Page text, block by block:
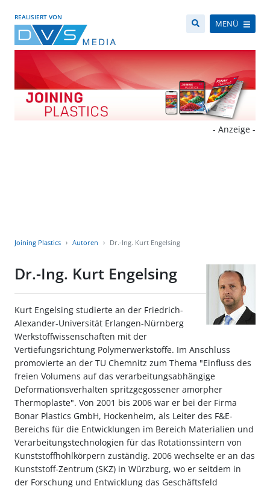
REALISIERT VON
MENÜ
- Anzeige -
Joining Plastics Autoren Dr.-Ing. Kurt Engelsing
Dr.-Ing. Kurt Engelsing
Kurt Engelsing studierte an der Friedrich-
Alexander-Universität Erlangen-Nürnberg
Werkstoffwissenschaften mit der
Vertiefungsrichtung Polymerwerkstoffe. Im Anschluss
promovierte an der TU Chemnitz zum Thema "Einfluss des
freien Volumens auf das verarbeitungsabhängige
Deformationsverhalten spritzgegossener amorpher
Thermoplaste". Von 2001 bis 2006 war er bei der Firma
Bonar Plastics GmbH, Hockenheim, als Leiter des F&E-
Bereichs für die Entwicklungen im Bereich Materialien und
Verarbeitungstechnologien für das Rotationssintern von
Kunststoffhohlkörpern zuständig. 2006 wechselte er an das
Kunststoff-Zentrum (SKZ) in Würzburg, wo er seitdem in
der Forschung und Entwicklung das Geschäftsfeld